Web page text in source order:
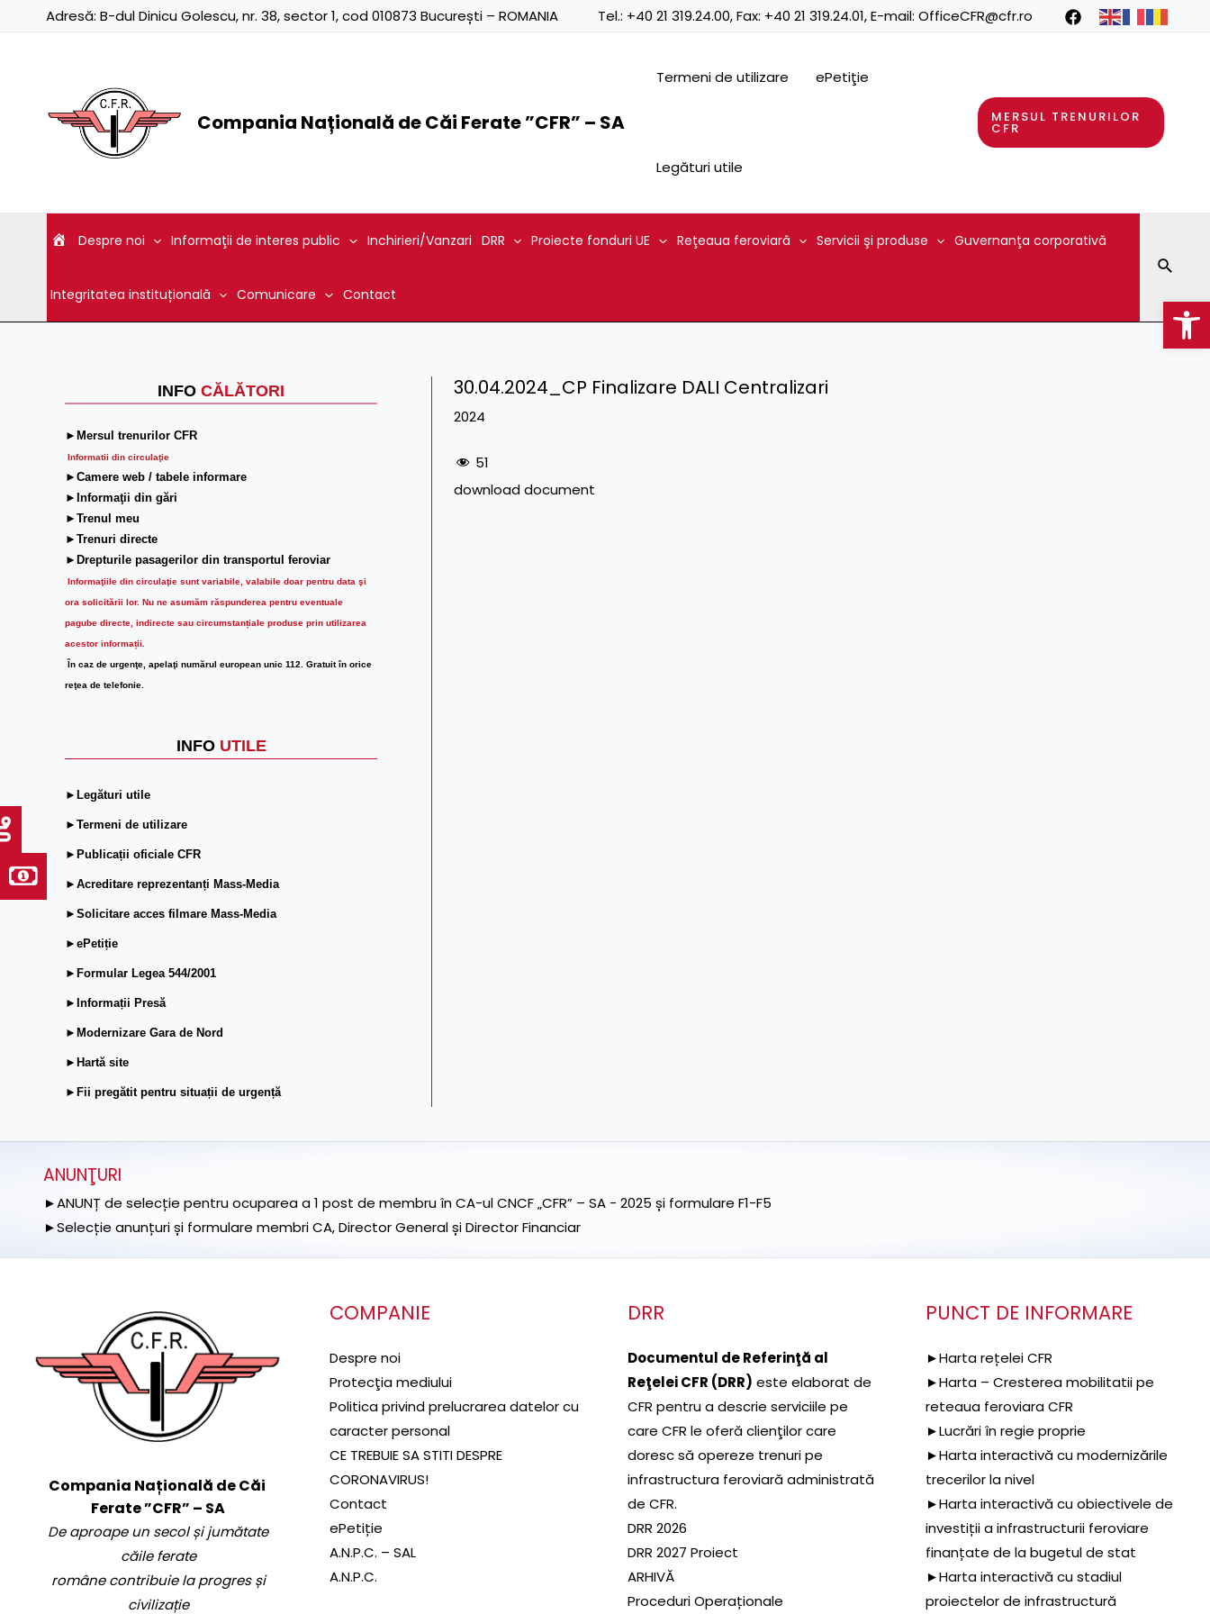
Adresă: B-dul Dinicu Golescu, nr. 38, sector 1, cod 010873 București – ROMANIA Tel.: +40 21 319.24.00, Fax: +40 21 319.24.01, E-mail: OfficeCFR@cfr.ro
Compania Națională de Căi Ferate ”CFR” – SA
Termeni de utilizare ePetiţie
Legături utile
MERSUL TRENURILOR
CFR
Despre noi Informaţii de interes public Inchirieri/Vanzari DRR Proiecte fonduri UE Reţeaua feroviară Servicii şi produse Guvernanţa corporativă
Integritatea instituțională Comunicare Contact
INFO CĂLĂTORI
►Mersul trenurilor CFR
Informatii din circulaţie
►Camere web / tabele informare
►Informaţii din gări
►Trenul meu
►Trenuri directe
►Drepturile pasagerilor din transportul feroviar
Informaţiile din circulaţie sunt variabile, valabile doar pentru data şi
ora solicitării lor. Nu ne asumăm răspunderea pentru eventuale
pagube directe, indirecte sau circumstanțiale produse prin utilizarea
acestor informații.
În caz de urgenţe, apelaţi numărul european unic 112. Gratuit în orice
reţea de telefonie.
INFO UTILE
►Legături utile
►Termeni de utilizare
►Publicații oficiale CFR
►Acreditare reprezentanți Mass-Media
►Solicitare acces filmare Mass-Media
►ePetiție
►Formular Legea 544/2001
►Informații Presă
►Modernizare Gara de Nord
►Hartă site
►Fii pregătit pentru situații de urgență
30.04.2024_CP Finalizare DALI Centralizari
2024
51
download document
ANUNŢURI
►ANUNȚ de selecție pentru ocuparea a 1 post de membru în CA-ul CNCF „CFR” – SA - 2025 și formulare F1-F5
►Selecție anunțuri și formulare membri CA, Director General și Director Financiar
Compania Națională de Căi
Ferate ”CFR” – SA
De aproape un secol și jumătate
căile ferate
române contribuie la progres și
civilizație
COMPANIE
Despre noi
Protecţia mediului
Politica privind prelucrarea datelor cu
caracter personal
CE TREBUIE SA STITI DESPRE
CORONAVIRUS!
Contact
ePetiție
A.N.P.C. – SAL
A.N.P.C.
DRR
Documentul de Referinţă al
Reţelei CFR (DRR) este elaborat de
CFR pentru a descrie serviciile pe
care CFR le oferă clienţilor care
doresc să opereze trenuri pe
infrastructura feroviară administrată
de CFR.
DRR 2026
DRR 2027 Proiect
ARHIVĂ
Proceduri Operaționale
PUNCT DE INFORMARE
►Harta rețelei CFR
►Harta – Cresterea mobilitatii pe
reteaua feroviara CFR
►Lucrări în regie proprie
►Harta interactivă cu modernizările
trecerilor la nivel
►Harta interactivă cu obiectivele de
investiții a infrastructurii feroviare
finanțate de la bugetul de stat
►Harta interactivă cu stadiul
proiectelor de infrastructură